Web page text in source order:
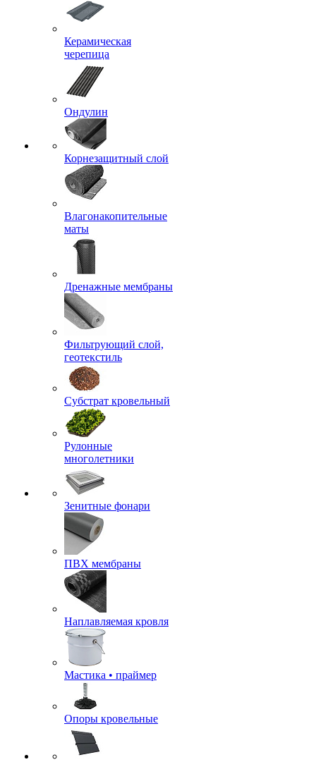
Керамическая
черепица
Ондулин
Корнезащитный слой
Влагонакопительные
маты
Дренажные мембраны
Фильтрующий слой,
геотекстиль
Субстрат кровельный
Рулонные
многолетники
Зенитные фонари
ПВХ мембраны
Наплавляемая кровля
Мастика • праймер
Опоры кровельные